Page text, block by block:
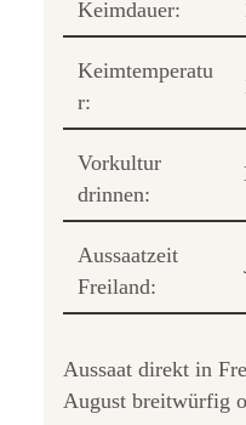
Keimdauer:
Keimtemperatu
r:
Vorkultur
drinnen:
Aussaatzeit
Freiland:
Aussaat direkt in
August breitwürfig